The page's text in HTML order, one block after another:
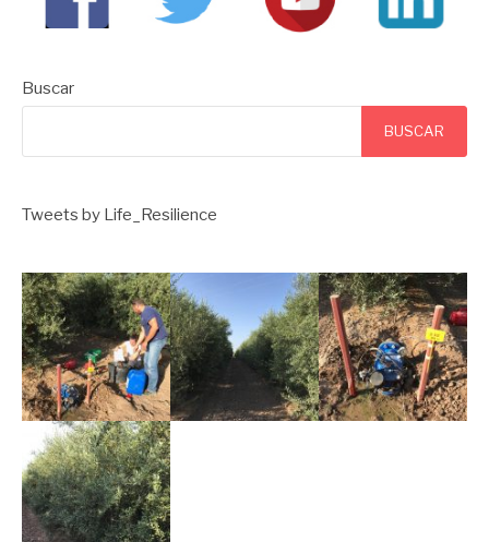
Buscar
BUSCAR
Tweets by Life_Resilience